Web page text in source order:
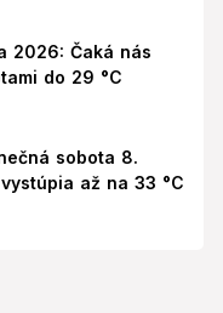
2026: Čaká nás
do 29 °C
sobota 8.
až na 33 °C